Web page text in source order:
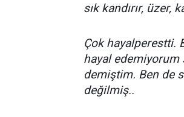
sık kandırır, üzer,
Çok hayalperestti.
hayal edemiyorum
demiştim. Ben de
değilmiş..